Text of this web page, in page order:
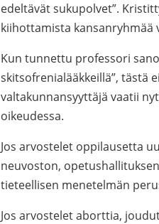
edeltävät sukupolvet”.
kiihottamista kansanryhmää
Kun tunnettu professori
skitsofrenialääkkeillä”, tästä
valtakunnansyyttäjä vaatii
oikeudessa.
Jos arvostelet oppilausetta
neuvoston,
tieteellisen menetelmän
Jos arvostelet aborttia,